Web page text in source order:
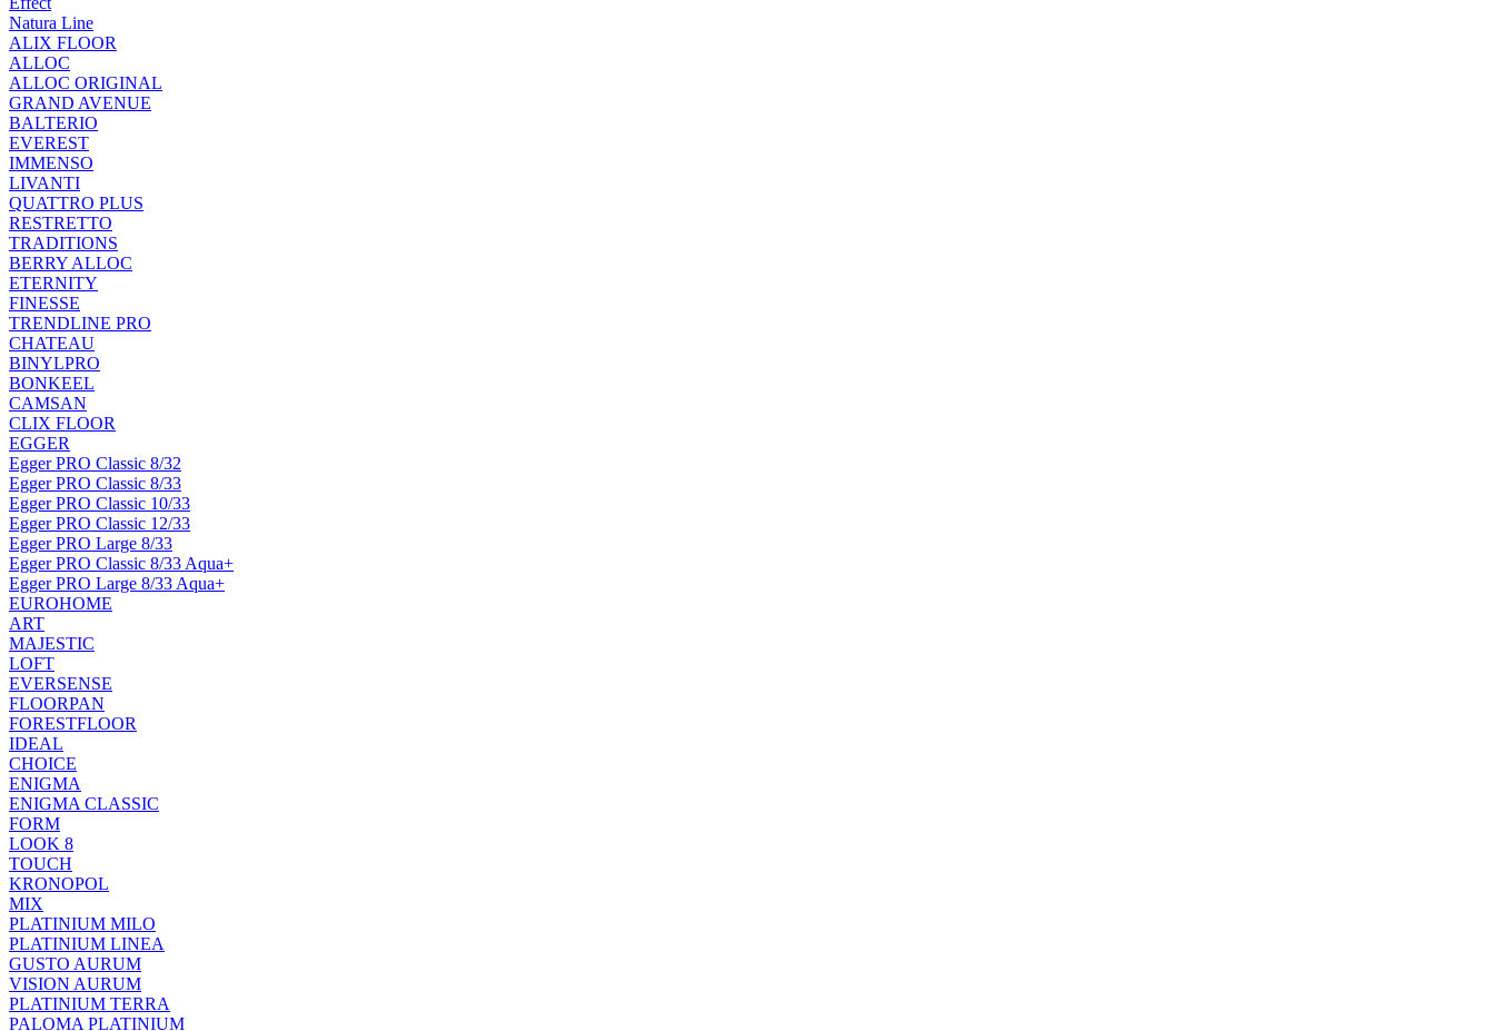
Natura Line
ALIX FLOOR
ALLOC
ALLOC ORIGINAL
GRAND AVENUE
BALTERIO
EVEREST
IMMENSO
LIVANTI
QUATTRO PLUS
RESTRETTO
TRADITIONS
BERRY ALLOC
ETERNITY
FINESSE
TRENDLINE PRO
CHATEAU
BINYLPRO
BONKEEL
CAMSAN
CLIX FLOOR
EGGER
Egger PRO Classic 8/32
Egger PRO Classic 8/33
Egger PRO Classic 10/33
Egger PRO Classic 12/33
Egger PRO Large 8/33
Egger PRO Classic 8/33 Aqua+
Egger PRO Large 8/33 Aqua+
EUROHOME
ART
MAJESTIC
LOFT
EVERSENSE
FLOORPAN
FORESTFLOOR
IDEAL
CHOICE
ENIGMA
ENIGMA CLASSIC
FORM
LOOK 8
TOUCH
KRONOPOL
MIX
PLATINIUM MILO
PLATINIUM LINEA
GUSTO AURUM
VISION AURUM
PLATINIUM TERRA
PALOMA PLATINIUM